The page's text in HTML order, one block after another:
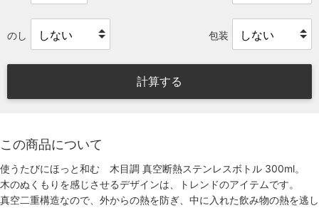
のし 包装
計算する
この商品について
使うたびにほっと和む 木目調 真空断熱ステンレスボトル 300ml。
木のぬくもりを感じさせるデザインは、トレンドのアイテムです。
真空二重構造なので、外からの熱を防ぎ、中に入れた飲み物の熱を逃し